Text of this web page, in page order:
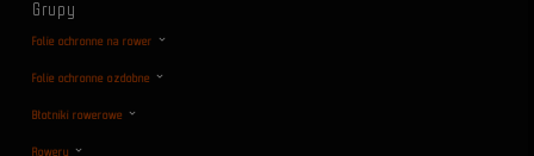
Grupy
Folie ochronne na rower
Folie ochronne ozdobne
Błotniki rowerowe
Rowery